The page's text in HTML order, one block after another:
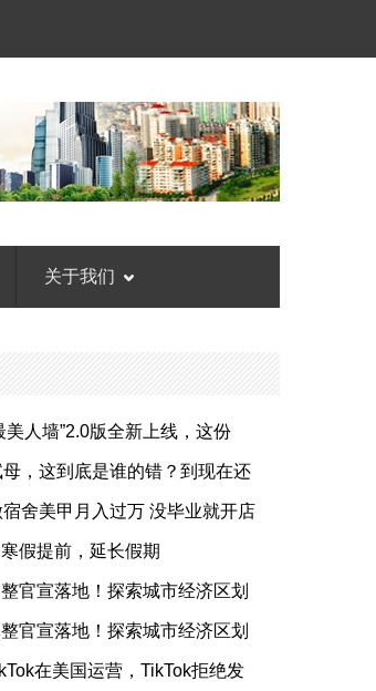
关于我们
美人墙”2.0版全新上线，这份
，这到底是谁的错？到现在还
舍美甲月入过万 没毕业就开店
假提前，延长假期
官宣落地！探索城市经济区划
官宣落地！探索城市经济区划
在美国运营，TikTok拒绝发